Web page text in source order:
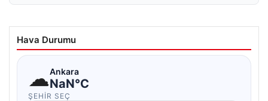
Hava Durumu
☁Ankara
NaN°C
ŞEHIR SEÇ